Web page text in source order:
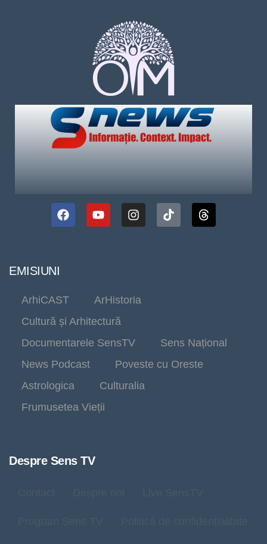
EMISIUNI
ArhiCAST
ArHistoria
Cultură și Arhitectură
Documentarele SensTV
Sens Național
News Podcast
Poveste cu Oreste
Astrologica
Culturalia
Frumusetea Vieții
Despre Sens TV